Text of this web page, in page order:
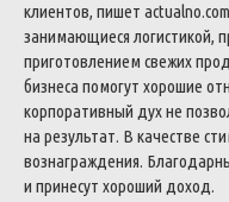
клиентов, пишет actualno.com
занимающиеся логистикой,
приготовлением свежих
бизнеса помогут хорошие
корпоративный духне
на результат. В качестве
вознаграждения.
и принесут хороший доход.